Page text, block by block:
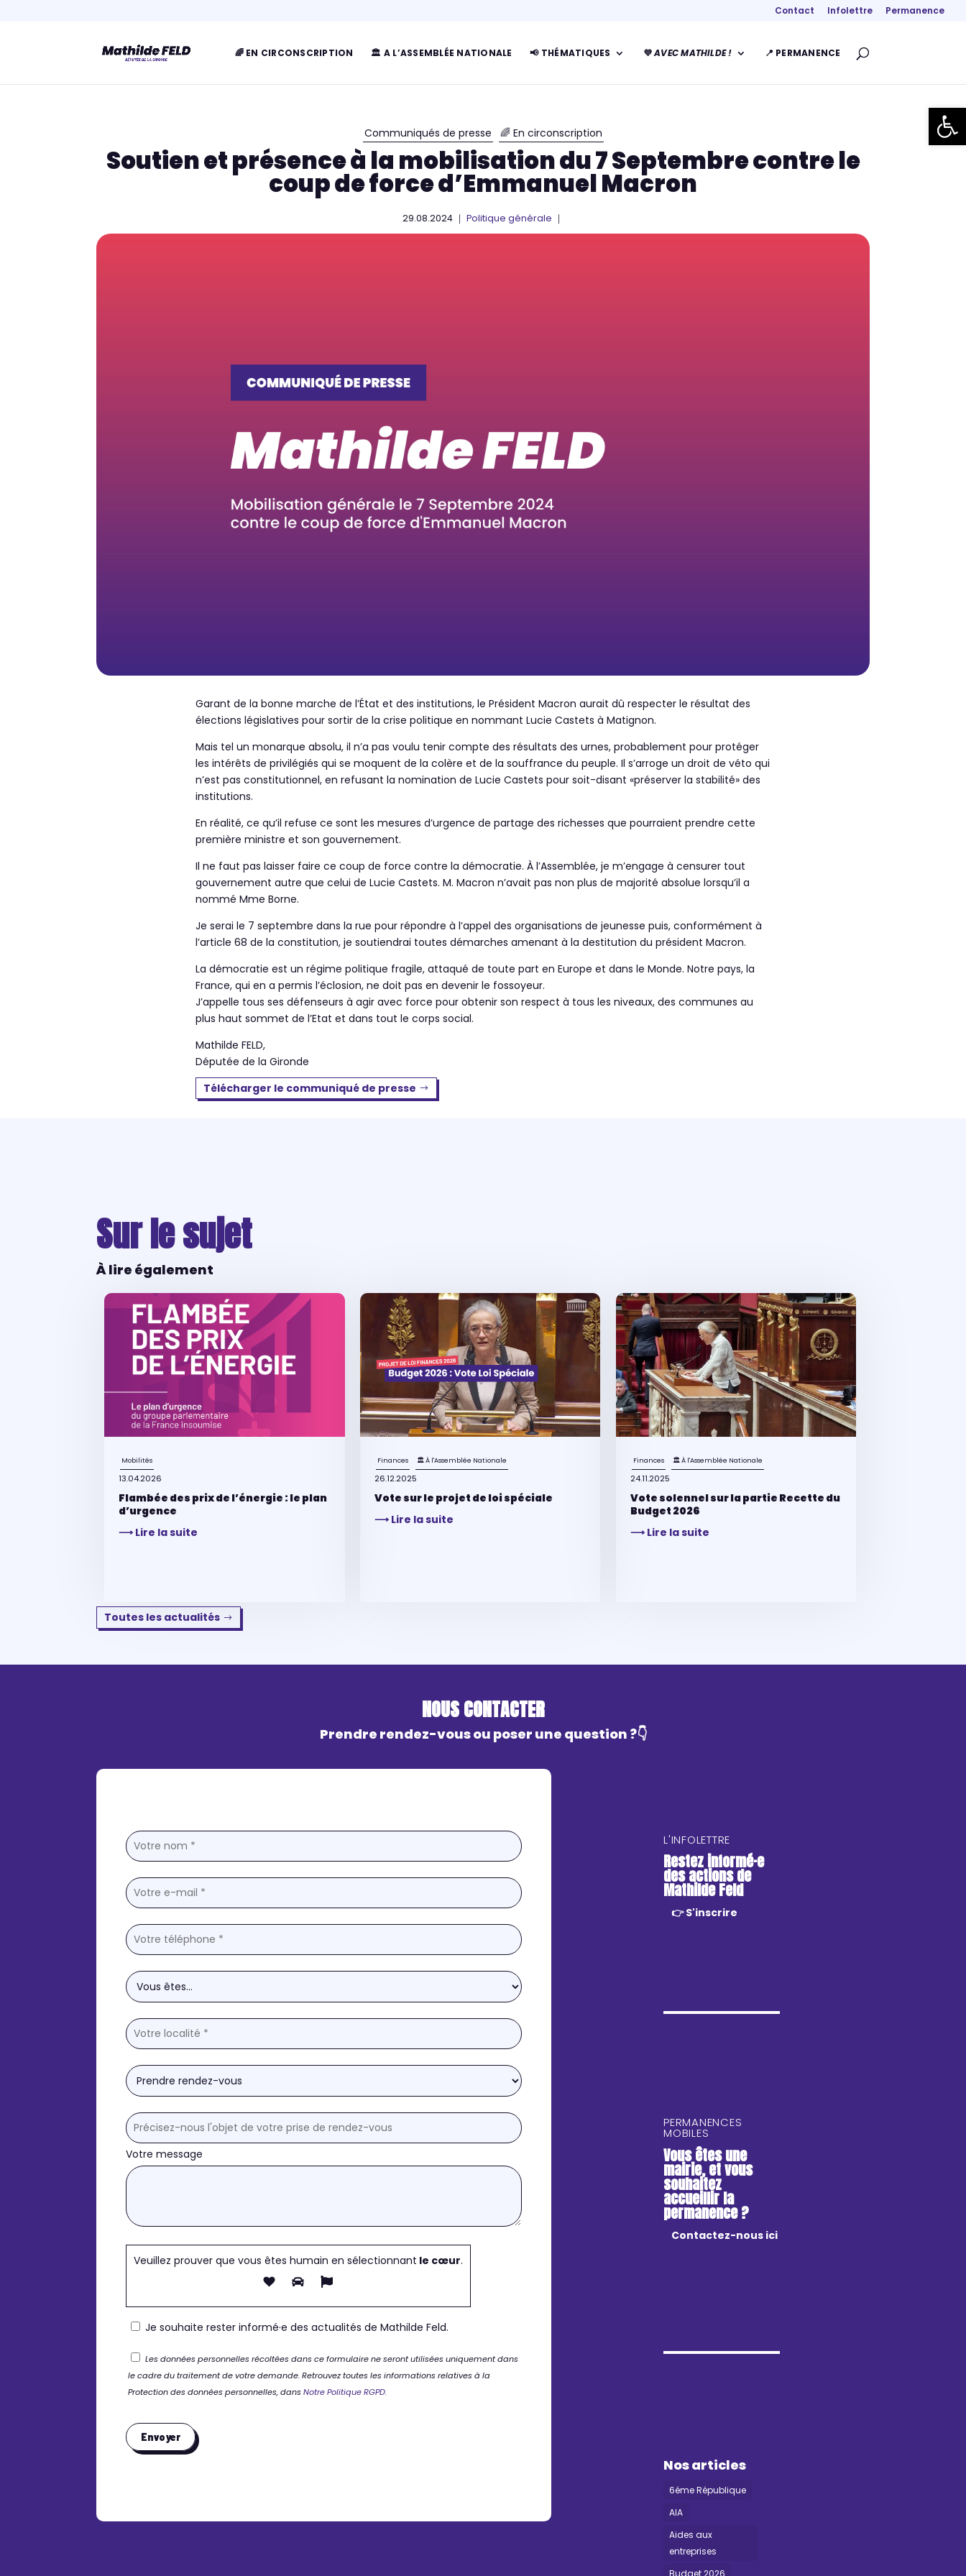
Ouvrir
Contact Infolettre Permanence
🌈 EN CIRCONSCRIPTION 🏛 A L’ASSEMBLÉE NATIONALE 📢 THÉMATIQUES 💜AVEC MATHILDE ! 📍 PERMANENCE
Communiqués de presse 🌈 En circonscription
Soutien et présence à la mobilisation du 7 Septembre contre le
coup de force d’Emmanuel Macron
29.08.2024 ｜ Politique générale ｜
Garant de la bonne marche de l’État et des institutions, le Président Macron aurait dû respecter le résultat des
élections législatives pour sortir de la crise politique en nommant Lucie Castets à Matignon.
Mais tel un monarque absolu, il n’a pas voulu tenir compte des résultats des urnes, probablement pour protéger
les intérêts de privilégiés qui se moquent de la colère et de la souffrance du peuple. Il s’arroge un droit de véto qui
n’est pas constitutionnel, en refusant la nomination de Lucie Castets pour soit-disant «préserver la stabilité» des
institutions.
En réalité, ce qu’il refuse ce sont les mesures d’urgence de partage des richesses que pourraient prendre cette
première ministre et son gouvernement.
Il ne faut pas laisser faire ce coup de force contre la démocratie. À l’Assemblée, je m’engage à censurer tout
gouvernement autre que celui de Lucie Castets. M. Macron n’avait pas non plus de majorité absolue lorsqu’il a
nommé Mme Borne.
Je serai le 7 septembre dans la rue pour répondre à l’appel des organisations de jeunesse puis, conformément à
l’article 68 de la constitution, je soutiendrai toutes démarches amenant à la destitution du président Macron.
La démocratie est un régime politique fragile, attaqué de toute part en Europe et dans le Monde. Notre pays, la
France, qui en a permis l’éclosion, ne doit pas en devenir le fossoyeur.
J’appelle tous ses défenseurs à agir avec force pour obtenir son respect à tous les niveaux, des communes au
plus haut sommet de l’Etat et dans tout le corps social.
Mathilde FELD,
Députée de la Gironde
Télécharger le communiqué de presse
Sur le sujet
À lire également
Mobilités
13.04.2026
Flambée des prix de l’énergie : le plan
d’urgence
⟶ Lire la suite
Finances 🏛 À l'Assemblée Nationale
26.12.2025
Vote sur le projet de loi spéciale
⟶ Lire la suite
Finances 🏛 À l'Assemblée Nationale
24.11.2025
Vote solennel sur la partie Recette du
Budget 2026
⟶ Lire la suite
Toutes les actualités
NOUS CONTACTER
Prendre rendez-vous ou poser une question ?👇
Votre message
Veuillez prouver que vous êtes humain en sélectionnant le cœur.
Je souhaite rester informé·e des actualités de Mathilde Feld.
Les données personnelles récoltées dans ce formulaire ne seront utilisées uniquement dans
le cadre du traitement de votre demande. Retrouvez toutes les informations relatives à la
Protection des données personnelles, dansNotre Politique RGPD.
L'INFOLETTRE
Restez informé·e
des actions de
Mathilde Feld
👉 S'inscrire
PERMANENCES
MOBILES
Vous êtes une
mairie, et vous
souhaitez
accueillir la
permanence ?
Contactez-nous ici
Nos articles
6éme République
AIA
Aides aux
entreprises